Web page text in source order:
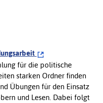
für die politische
starken Ordner finden
Übungen für den Einsatz
und Lesen. Dabei folgt